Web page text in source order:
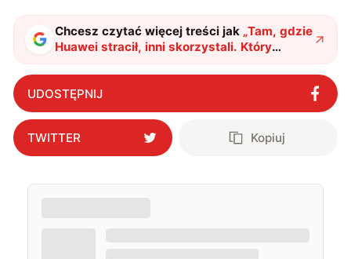
Chcesz czytać więcej treści jak „Tam, gdzie
Huawei stracił, inni skorzystali. Który
producent smartfonów najbardziej zyskał
na upadku konkurenta?"?
UDOSTĘPNIJ
TWITTER Kopiuj